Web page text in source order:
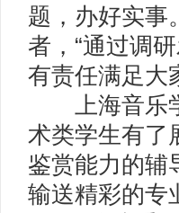
题，办好实事
者，“通过调
有责任满足大
上海音乐学
术类学生有了
鉴赏能力的辅
输送精彩的专